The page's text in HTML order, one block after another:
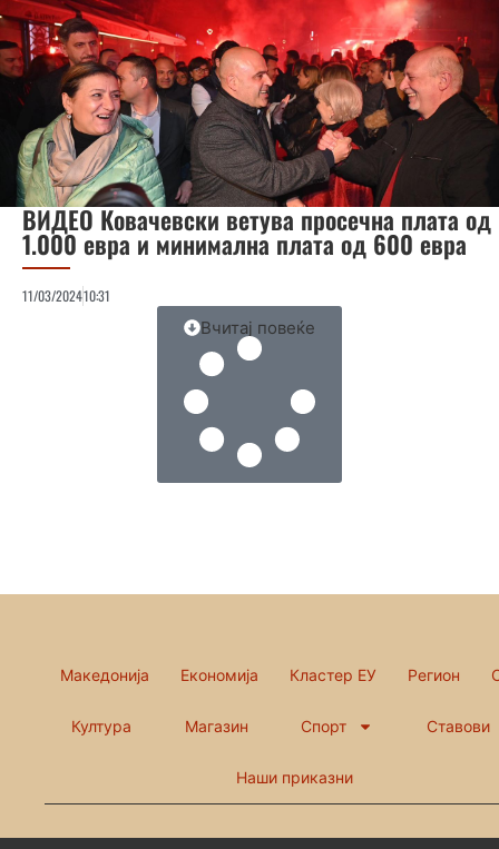
ВИДЕО Ковачевски ветува просечна плата од
1.000 евра и минимална плата од 600 евра
11/03/202410:31
Вчитај повеќе
Македонија Економија Кластер ЕУ Регион
Култура Магазин Спорт Ставови
Наши приказни